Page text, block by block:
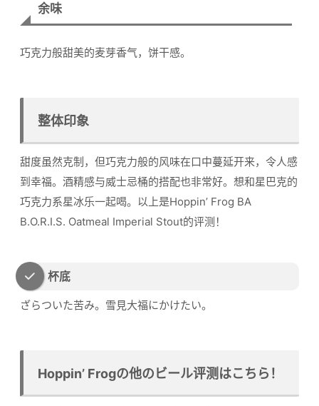
余味
巧克力般甜美的麦芽香气，饼干感。
整体印象
甜度虽然克制，但巧克力般的风味在口中蔓延开来，令人感
到幸福。酒精感与威士忌桶的搭配也非常好。想和星巴克的
巧克力系星冰乐一起喝。以上是Hoppin’ Frog BA
B.O.R.I.S. Oatmeal Imperial Stout的评测！
杯底
ざらついた苦み。雪見大福にかけたい。
Hoppin’ Frogの他のビール评测はこちら！